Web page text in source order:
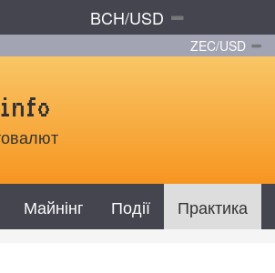
BCH/USD
ZEC/USD
Майнінг Події Практика